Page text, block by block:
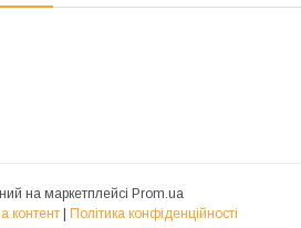
на маркетплейсі Prom.ua
контент Політика конфіденційності